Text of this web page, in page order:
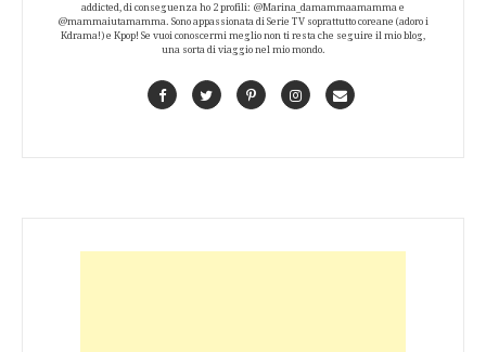
addicted, di conseguenza ho 2 profili: @Marina_damammaamamma e
@mammaiutamamma. Sono appassionata di Serie TV soprattutto coreane (adoro i
Kdrama!) e Kpop! Se vuoi conoscermi meglio non ti resta che seguire il mio blog,
una sorta di viaggio nel mio mondo.
FacebookTwitterPinterestInstagramContact